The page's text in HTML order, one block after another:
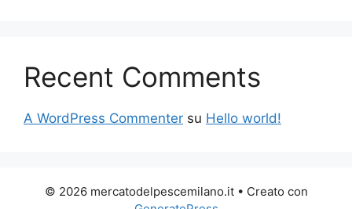
Recent Comments
A WordPress Commenter su Hello world!
© 2026 mercatodelpescemilano.it• Creato con